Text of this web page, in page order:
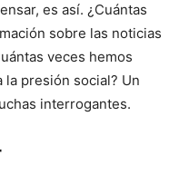
es así. ¿Cuántas
sobre las noticias
veces hemos
presión social? Un
interrogantes.